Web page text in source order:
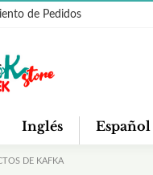
de Pedidos
Inglés Español
DE KAFKA